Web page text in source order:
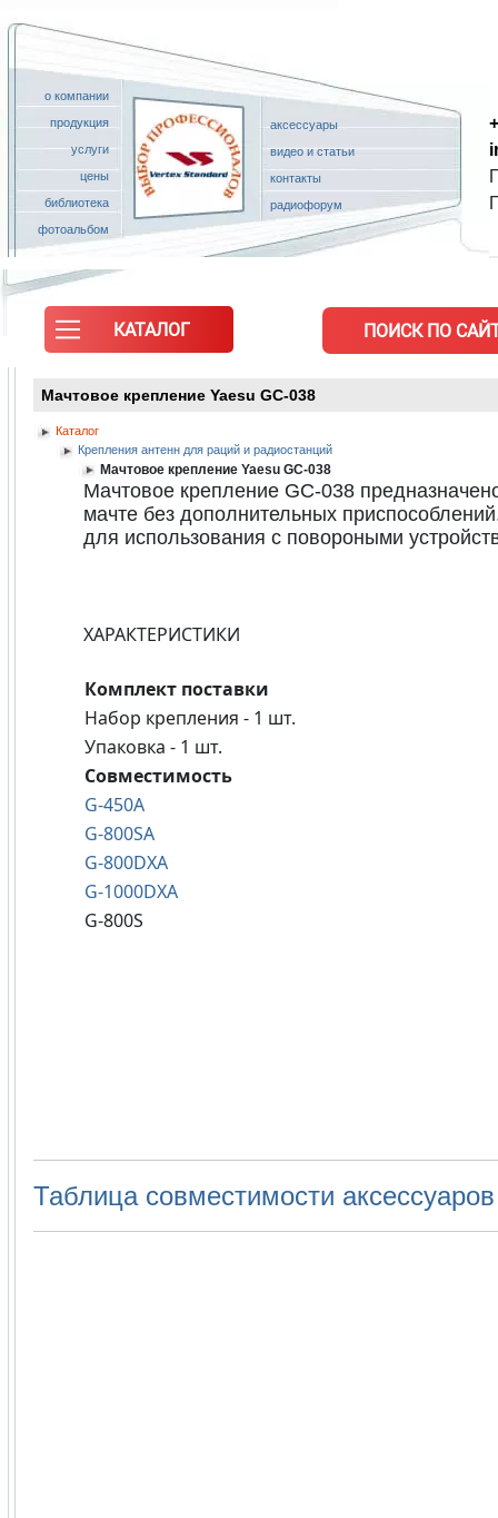
о компании
продукция
услуги
цены
библиотека
фотоальбом
аксессуары
видео и статьи
контакты
радиофорум
КАТАЛОГ ПОИСК ПО
Мачтовое крепление Yaesu GC-038
Каталог
Крепления антенн для раций и радиостанций
Мачтовое крепление Yaesu GC-038
Мачтовое крепление GC-038
мачте без дополнительных
для использования с повороными
ХАРАКТЕРИСТИКИ
Комплект поставки
Набор крепления - 1 шт.
Упаковка - 1 шт.
Совместимость
G-450A
G-800SA
G-800DXA
G-1000DXA
G-800S
Таблица совместимости